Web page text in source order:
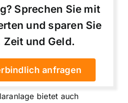
Sprechen Sie mit
und sparen Sie
Zeit und Geld.
anfragen
bietet auch